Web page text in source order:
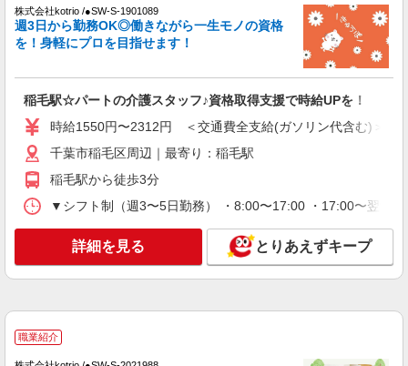
夜勤務手当 〇年末年始勤務手当 〇早朝7:00〜
8:00/夜間18:00〜20:00は時給25％UP
キープ 詳細を見る
正社員
エイジフリーハウス千葉稲毛町
介護職／サービス付き高齢者向け住宅／正社員
／介護福祉士／夜勤月4〜5回
月給26万3510円〜26万9670円 ※経験・能力・
資格等による 介護福祉士 月給 26万3510円 社会福
夜勤手当6000円/4回を含む 〇資格手当 〇職種手当
勤手当 〇深夜勤務手当 〇休日勤務手当 〇年末年
始勤務手当
エイジフリーハウス千葉稲毛町 千葉県千葉市
稲毛区稲毛町5丁目238-1
キープ 詳細を見る
エイジフリーハウス千葉穴川
株式会社kotrio /●SW-S-1901089
週3日から勤務OK◎働きながら一生モノの資格
を！身軽にプロを目指せます！
稲毛駅☆パートの介護スタッフ♪資格取得支援で時給UPを！
時給1550円〜2312円 ＜交通費全支給(ガソリン代含む)＞
千葉市稲毛区周辺｜最寄り：稲毛駅
稲毛駅から徒歩3分
▼シフト制（週3〜5日勤務） ・8:00〜17:00 ・17:00〜翌
詳細を見る とりあえずキープ
職業紹介